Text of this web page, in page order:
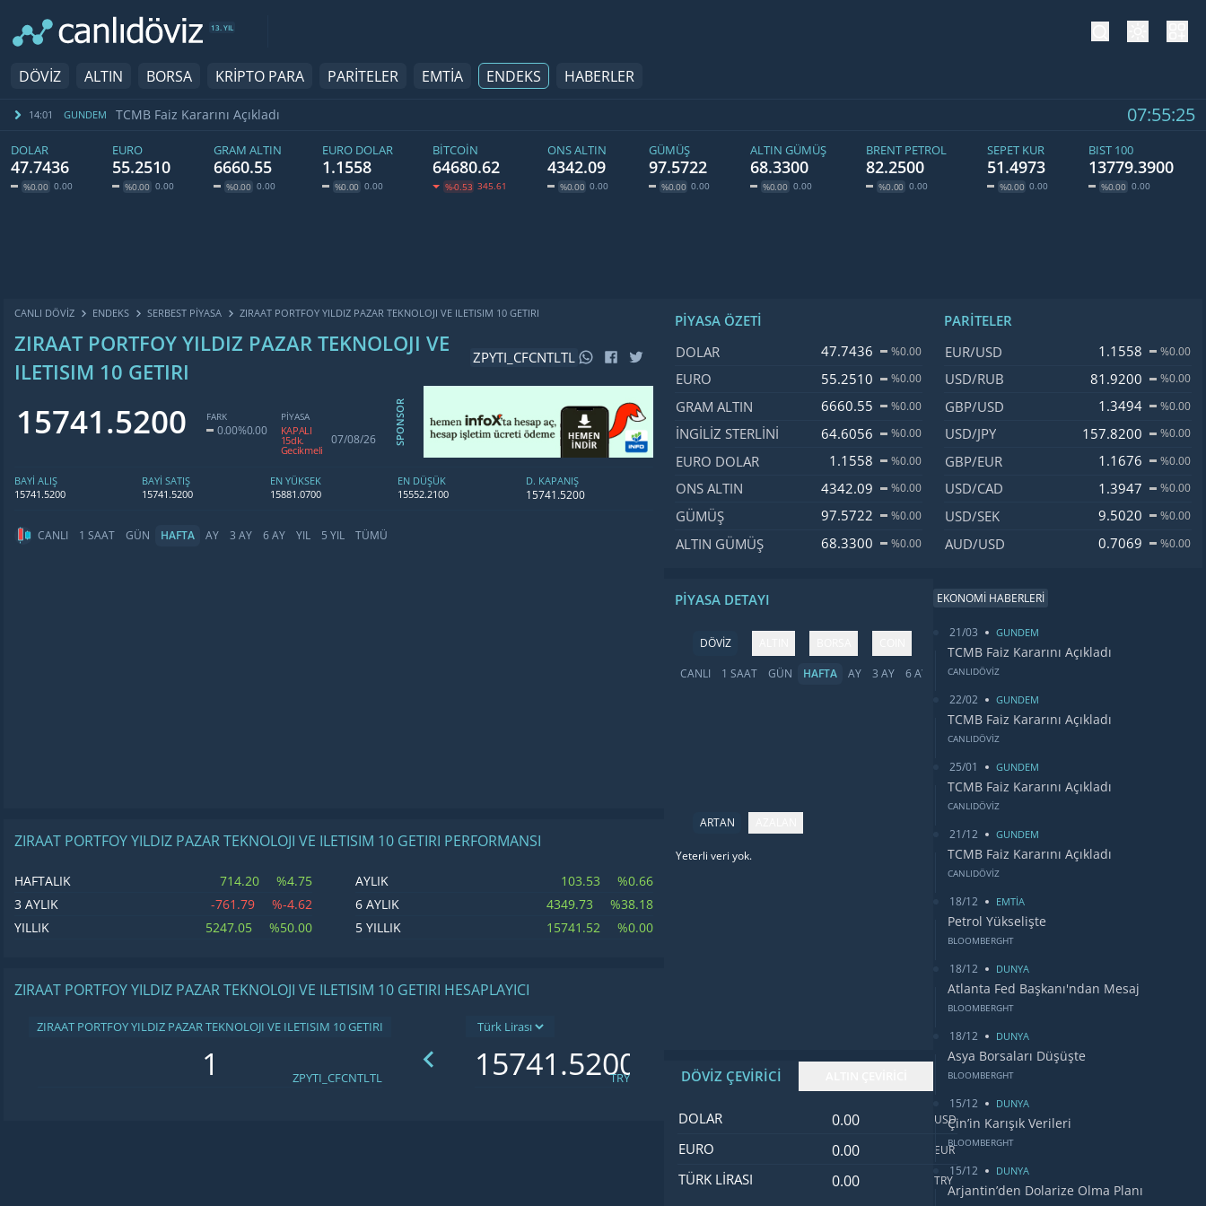
13. YIL
DÖVİZ ALTIN BORSA KRİPTO PARA PARİTELER EMTİA ENDEKS HABERLER
14:01 GUNDEM TCMB Faiz Kararını Açıkladı 07:55:25
DOLAR
47.7436
%0.00 0.00
EURO
55.2510
%0.00 0.00
GRAM ALTIN
6660.55
%0.00 0.00
EURO DOLAR
1.1558
%0.00 0.00
BITCOIN
64680.62
%-0.53 345.61
ONS ALTIN
4342.09
%0.00 0.00
GÜMÜŞ
97.5722
%0.00 0.00
ALTIN GÜMÜŞ
68.3300
%0.00 0.00
BRENT PETROL
82.2500
%0.00 0.00
SEPET KUR
51.4973
%0.00 0.00
BIST 100
13779.3900
%0.00 0.00
CANLI DÖVİZ ENDEKS SERBEST PIYASA ZIRAAT PORTFOY YILDIZ PAZAR TEKNOLOJI VE ILETISIM 10 GETIRI
ZIRAAT PORTFOY YILDIZ PAZAR TEKNOLOJI VE
ILETISIM 10 GETIRI
ZPYTI_CFCNTLTL
15741.5200 FARK
0.00%0.00
PİYASA
KAPALI
15dk.
Gecikmeli
07/08/26 SPONSOR
BAYİ ALIŞ
15741.5200
BAYİ SATIŞ
15741.5200
EN YÜKSEK
15881.0700
EN DÜŞÜK
15552.2100
D. KAPANIŞ
15741.5200
CANLI 1 SAAT GÜN HAFTA AY 3 AY 6 AY YIL 5 YIL TÜMÜ
ZIRAAT PORTFOY YILDIZ PAZAR TEKNOLOJI VE ILETISIM 10 GETIRI PERFORMANSI
HAFTALIK 714.20 %4.75 AYLIK 103.53
%0.66
3 AYLIK
-761.79 %-4.62 6 AYLIK 4349.73
%38.18
YILLIK
5247.05 %50.00 5 YILLIK 15741.52 %0.00
ZIRAAT PORTFOY YILDIZ PAZAR TEKNOLOJI VE ILETISIM 10 GETIRI HESAPLAYICI
ZIRAAT PORTFOY YILDIZ PAZAR TEKNOLOJI VE ILETISIM 10 GETIRI
ZPYTI_CFCNTLTL TRY
PIYASA ÖZETI
İsim, Kod Fiyat, Değişim
DOLAR 47.7436 %0.00
EURO 55.2510 %0.00
GRAM ALTIN 6660.55 %0.00
İNGILIZ STERLINI 64.6056 %0.00
EURO DOLAR 1.1558 %0.00
ONS ALTIN 4342.09 %0.00
GÜMÜŞ 97.5722 %0.00
ALTIN GÜMÜŞ 68.3300 %0.00
PIYASA DETAYI
DÖVİZ
CANLI
1 SAAT GÜN HAFTA AY 3 AY 6 AY YIL 5 YIL TÜMÜ
ARTAN
İsimFiyatDeğişim
Yeterli veri yok.
DÖVİZ ÇEVİRİCİ
İsimDeğer
DOLAR Dolar değeri USD
EURO Euro değeri EUR
TÜRK LIRASI Türk Lirası değeri
TRY
PARITELER
İsim, Kod Fiyat, Değişim
EUR/USD 1.1558 %0.00
USD/RUB 81.9200 %0.00
GBP/USD 1.3494 %0.00
USD/JPY 157.8200 %0.00
GBP/EUR 1.1676 %0.00
USD/CAD 1.3947 %0.00
USD/SEK 9.5020 %0.00
AUD/USD 0.7069 %0.00
EKONOMİ HABERLERİ
21/03 GUNDEM
TCMB Faiz Kararını Açıkladı
CANLIDÖVİZ
22/02 GUNDEM
TCMB Faiz Kararını Açıkladı
CANLIDÖVİZ
25/01 GUNDEM
TCMB Faiz Kararını Açıkladı
CANLIDÖVİZ
21/12 GUNDEM
TCMB Faiz Kararını Açıkladı
CANLIDÖVİZ
18/12 EMTİA
Petrol Yükselişte
BLOOMBERGHT
18/12 DUNYA
Atlanta Fed Başkanı'ndan Mesaj
BLOOMBERGHT
18/12 DUNYA
Asya Borsaları Düşüşte
BLOOMBERGHT
15/12 DUNYA
Çin’in Karışık Verileri
BLOOMBERGHT
15/12 DUNYA
Arjantin’den Dolarize Olma Planı